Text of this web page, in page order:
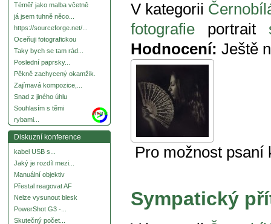
Téměř jako malba včetně
já jsem tuhně něco...
https://sourceforge.net/...
Oceňuji fotografickou
Taky bych se tam rád...
Poslední paprsky...
Pěkně zachycený okamžik.
Zajímavá kompozice,...
Snad z jiného úhlu
Souhlasím s těmi
rybami...
more
Diskuzní konference
kabel USB s...
Jaký je rozdíl mezi...
Manuální objektiv
Přestal reagovat AF
Nelze vysunout blesk
PowerShot G3 -...
Skutečný počet...
V kategorii
fotografie
portrait
Hodnocení: Ještě
Pro možnost
Sympatický